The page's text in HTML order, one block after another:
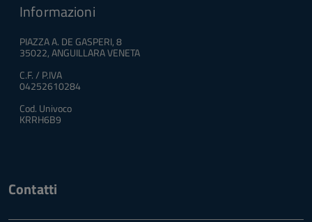
Informazioni
PIAZZA A. DE GASPERI, 8
35022, ANGUILLARA VENETA
C.F. / P.IVA
04252610284
Cod. Univoco
KRRH6B9
Contatti